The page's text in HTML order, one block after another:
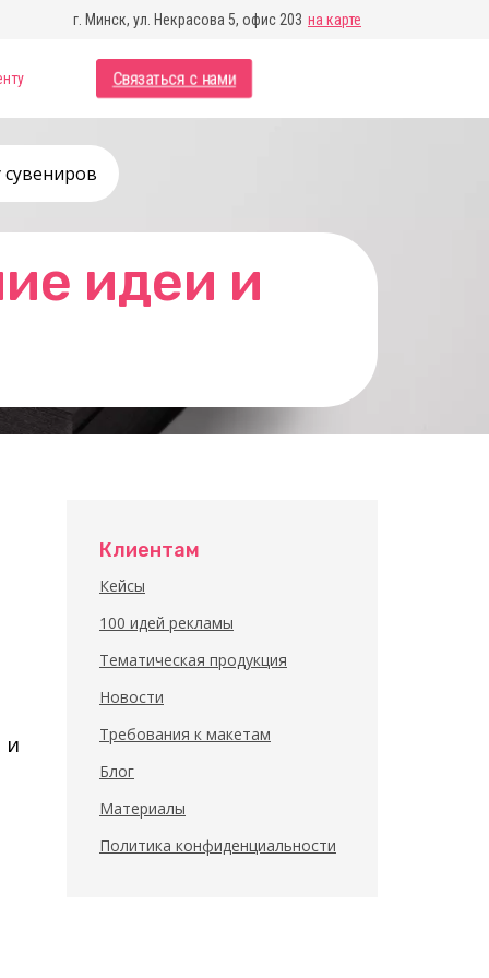
г. Минск, ул. Некрасова 5, офис 203 на карте
Связаться с нами
идеи и
и
Клиентам
Кейсы
100 идей рекламы
Тематическая продукция
Новости
Требования к макетам
Блог
Материалы
Политика конфиденциальности